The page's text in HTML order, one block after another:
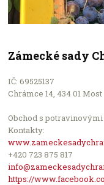
Počet
Zámecké sady
IČ: 69525137
Chrámce 14, 434 01 Most
Obchod s
Kontakty:
+420 723 875 817
https://